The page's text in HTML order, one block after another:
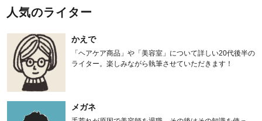
人気のライター
かえで
「ヘアケア商品」や「美容室」について詳しい20代後半の
ライター。楽しみながら執筆させていただきます！
メガネ